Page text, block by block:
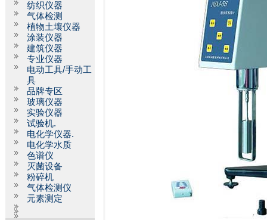
纺织仪器
气体检测
植物土壤仪器
涂装仪器
建筑仪器
专业仪器
电动工具/手动工
具
品牌专区
玻璃仪器
实验仪器
试验机.
电化学仪器.
电化学水质
色谱仪
灭菌设备
粉碎机
气体检测仪
元素测定